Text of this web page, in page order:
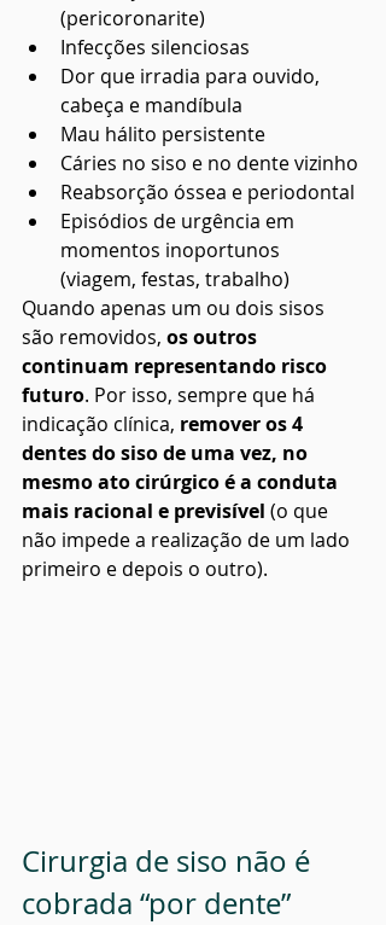
(pericoronarite)
Infecções silenciosas
Dor que irradia para ouvido,
cabeça e mandíbula
Mau hálito persistente
Cáries no siso e no dente vizinho
Reabsorção óssea e periodontal
Episódios de urgência em
momentos inoportunos
(viagem, festas, trabalho)
Quando apenas um ou dois sisos
são removidos, os outros
continuam representando risco
futuro. Por isso, sempre que há
indicação clínica, remover os 4
dentes do siso de uma vez, no
mesmo ato cirúrgico é a conduta
mais racional e previsível (o que
não impede a realização de um lado
primeiro e depois o outro).
Cirurgia de siso não é
cobrada “por dente”